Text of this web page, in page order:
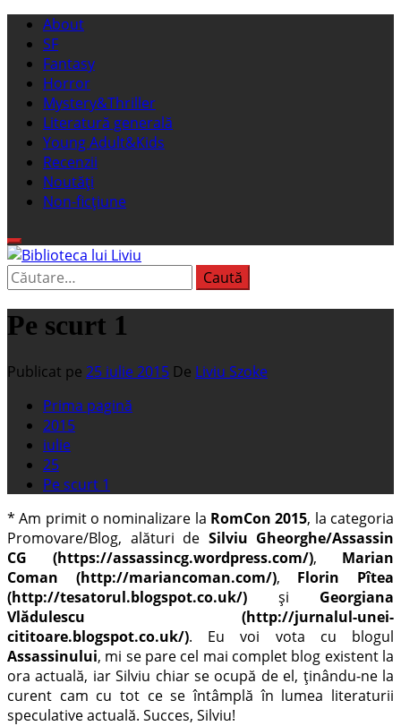
Sari
conținut
Meniu
principal
About
SF
Fantasy
Horror
Mystery&Thriller
Literatură generală
Young Adult&Kids
Recenzii
Noutăți
Non-ficțiune
Biblioteca lui Liviu
Fostul blog FanSF
Caută
după:
Pe scurt 1
Publicat pe 25 iulie 2015 De Liviu Szoke
Prima pagină
2015
iulie
25
Pe scurt 1
* Am primit o nominalizare la RomCon 2015, la categoria
Promovare/Blog, alături de Silviu Gheorghe/Assassin
CG (https://assassincg.wordpress.com/), Marian
Coman (http://mariancoman.com/), Florin Pîtea
(http://tesatorul.blogspot.co.uk/) și Georgiana
Vlădulescu (http://jurnalul-unei-
cititoare.blogspot.co.uk/). Eu voi vota cu blogul
Assassinului, mi se pare cel mai complet blog existent la
ora actuală, iar Silviu chiar se ocupă de el, ținându-ne la
curent cam cu tot ce se întâmplă în lumea literaturii
speculative actuală. Succes, Silviu!